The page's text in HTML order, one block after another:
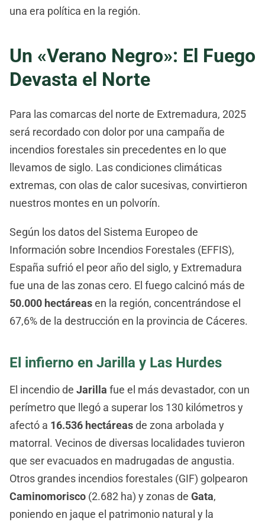
una era política en la región.
Un «Verano Negro»: El Fuego
Devasta el Norte
Para las comarcas del norte de Extremadura, 2025
será recordado con dolor por una campaña de
incendios forestales sin precedentes en lo que
llevamos de siglo. Las condiciones climáticas
extremas, con olas de calor sucesivas, convirtieron
nuestros montes en un polvorín.
Según los datos del Sistema Europeo de
Información sobre Incendios Forestales (EFFIS),
España sufrió el peor año del siglo, y Extremadura
fue una de las zonas cero. El fuego calcinó más de
50.000 hectáreasen la región, concentrándose el
67,6% de la destrucción en la provincia de Cáceres.
El infierno en Jarilla y Las Hurdes
El incendio de Jarilla fue el más devastador, con un
perímetro que llegó a superar los 130 kilómetros y
afectó a 16.536 hectáreasde zona arbolada y
matorral. Vecinos de diversas localidades tuvieron
que ser evacuados en madrugadas de angustia.
Otros grandes incendios forestales (GIF) golpearon
Caminomorisco (2.682 ha) y zonas de Gata,
poniendo en jaque el patrimonio natural y la